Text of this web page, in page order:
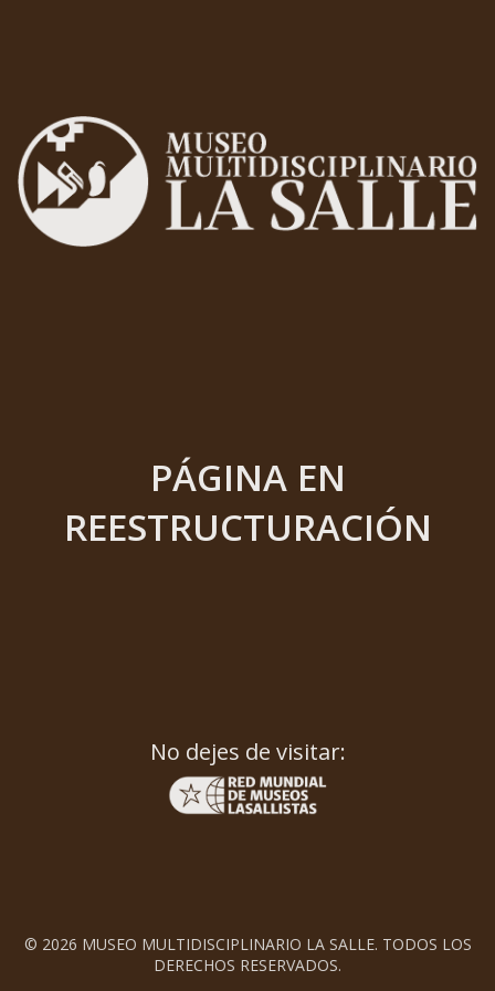
PÁGINA EN
REESTRUCTURACIÓN
No dejes de visitar:
© 2026 MUSEO MULTIDISCIPLINARIO LA SALLE. TODOS LOS
DERECHOS RESERVADOS.